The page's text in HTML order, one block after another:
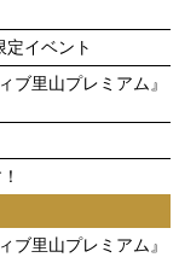
定イベント
ブ里山プレミアム』
ブ里山プレミアム』